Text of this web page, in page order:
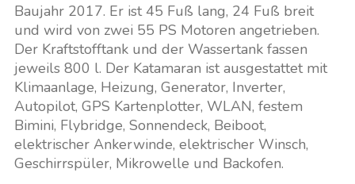
Baujahr 2017. Er ist 45 Fuß lang, 24 Fuß breit
und wird von zwei 55 PS Motoren angetrieben.
Der Kraftstofftank und der Wassertank fassen
jeweils 800 l. Der Katamaran ist ausgestattet mit
Klimaanlage, Heizung, Generator, Inverter,
Autopilot, GPS Kartenplotter, WLAN, festem
Bimini, Flybridge, Sonnendeck, Beiboot,
elektrischer Ankerwinde, elektrischer Winsch,
Geschirrspüler, Mikrowelle und Backofen.